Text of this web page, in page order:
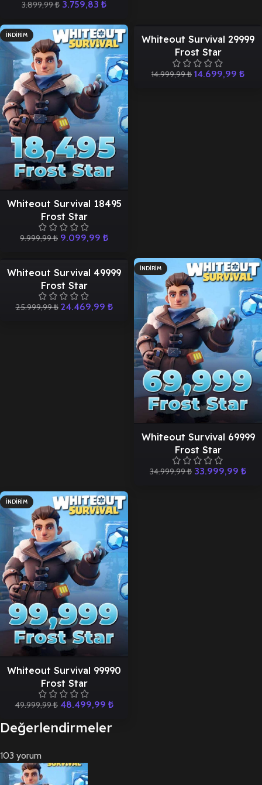
3.899,99₺ 3.759,83 ₺
İNDIRIM
Whiteout Survival 18495
Frost Star
9.999,99₺ 9.099,99 ₺
İNDIRIM
Whiteout Survival 29999
Frost Star
14.999,99₺ 14.699,99 ₺
İNDIRIM
Whiteout Survival 49999
Frost Star
25.999,99₺ 24.469,99 ₺
İNDIRIM
Whiteout Survival 69999
Frost Star
34.999,99₺ 33.999,99 ₺
İNDIRIM
Whiteout Survival 99990
Frost Star
49.999,99₺ 48.499,99 ₺
Değerlendirmeler
103 yorum